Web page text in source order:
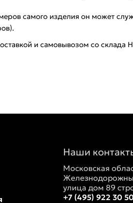
самого изделия он может
и самовывозом со склада
Наши
Московская
улица дом 89
+7 (495) 922 30